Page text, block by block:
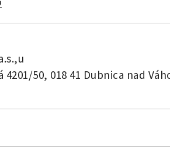
4201/50, 018 41 Dubnica nad